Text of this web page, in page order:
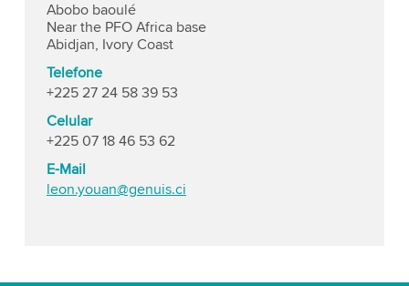
Abobo baoulé
Near the PFO Africa base
Abidjan, Ivory Coast
Telefone
+225 27 24 58 39 53
Celular
+225 07 18 46 53 62
E-Mail
leon.youan@genuis.ci